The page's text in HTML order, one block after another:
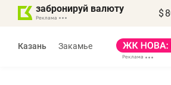
забронируй валюту $
Казань Закамье